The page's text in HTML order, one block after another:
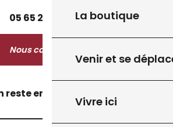
La boutique
Venir et se
Vivre ici
05 65 27 50
Nous contacter
reste en contact ?